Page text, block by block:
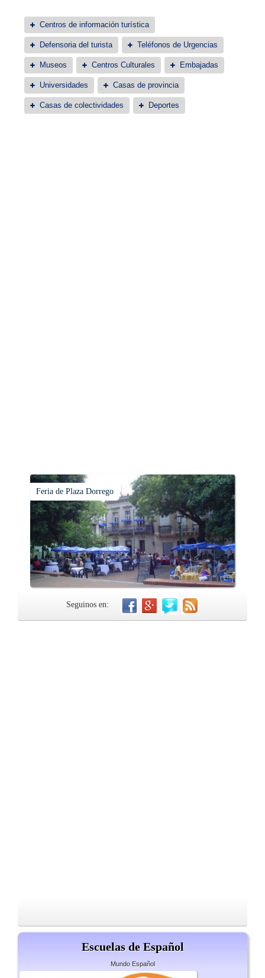
Centros de información turística
Defensoria del turista Teléfonos de Urgencias
Museos Centros Culturales Embajadas
Universidades Casas de provincia
Casas de colectividades Deportes
Feria de Plaza Dorrego
Seguinos en:
Escuelas de Español
Mundo Español